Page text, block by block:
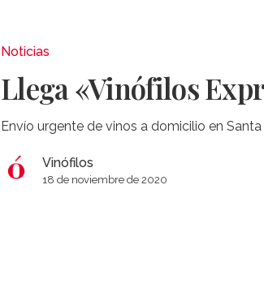
Noticias
Llega «Vinófilos
Envío urgente de vinos a domicilio en
Vinófilos
18 de noviembre de 2020